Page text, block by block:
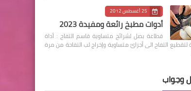
25 أغسطس 2012
أدوات مطبخ رائعة ومفيدة 2023
قطاعة بصل لشرائح متساوية قاسم التفاح : أداة
التفاح الى أجزائ متساوية وإخراج لب التفاحة من مرة
وجواب